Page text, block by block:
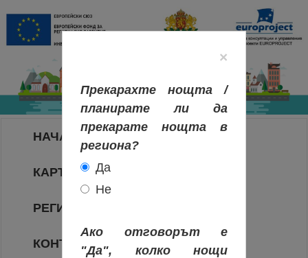
НАЧАЛО
КАРТА НА РЕГИОНИТЕ
РЕГИОНИ
КОНТАКТИ
×
Прекарахте нощта /
планирате ли да
прекарате нощта в
региона?
Да
Не
Ако отговорът е
"Да", колко нощи